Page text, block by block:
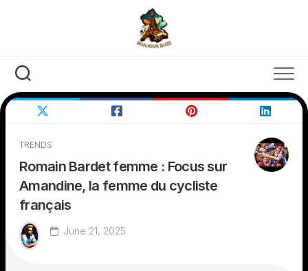
TRENDS
Romain Bardet femme : Focus sur
Amandine, la femme du cycliste
français
June 21, 2025